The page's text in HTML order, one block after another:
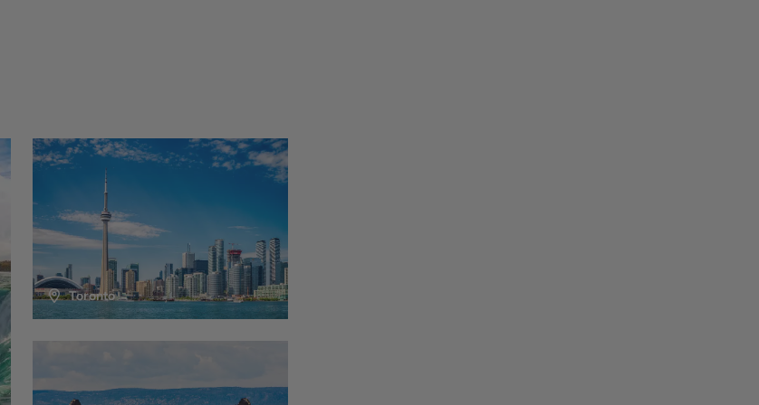
Toronto